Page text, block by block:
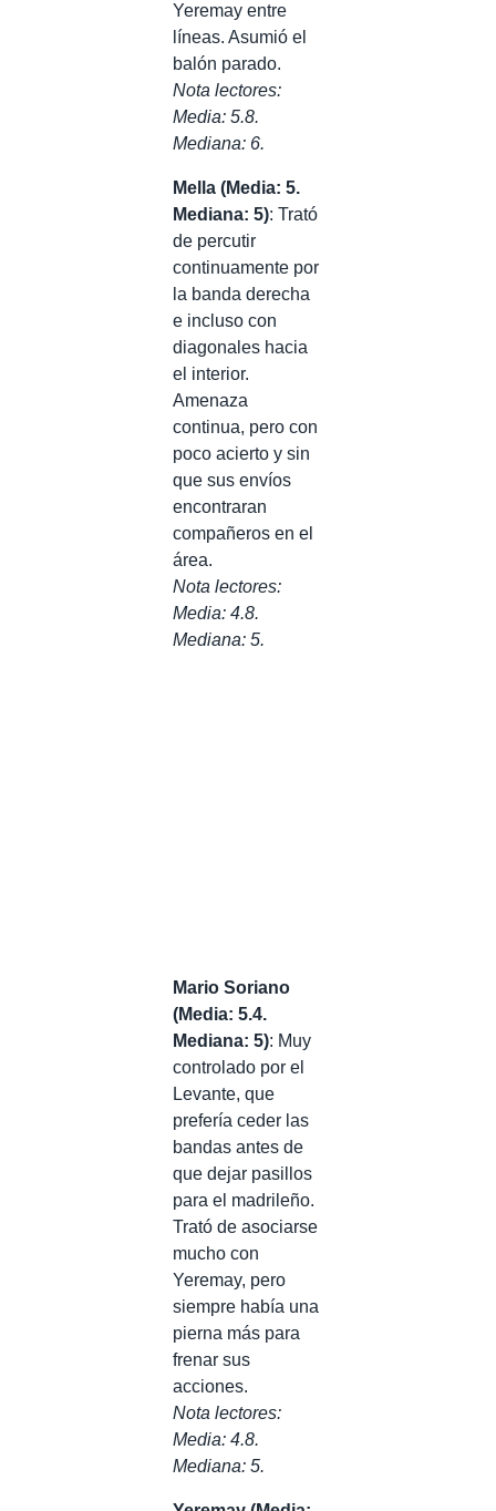
Yeremay entre
líneas. Asumió el
balón parado.
Nota lectores:
Media: 5.8.
Mediana: 6.
Mella (Media: 5.
Mediana: 5): Trató
de percutir
continuamente por
la banda derecha
e incluso con
diagonales hacia
el interior.
Amenaza
continua, pero con
poco acierto y sin
que sus envíos
encontraran
compañeros en el
área.
Nota lectores:
Media: 4.8.
Mediana: 5.
Mario Soriano
(Media: 5.4.
Mediana: 5): Muy
controlado por el
Levante, que
prefería ceder las
bandas antes de
que dejar pasillos
para el madrileño.
Trató de asociarse
mucho con
Yeremay, pero
siempre había una
pierna más para
frenar sus
acciones.
Nota lectores:
Media: 4.8.
Mediana: 5.